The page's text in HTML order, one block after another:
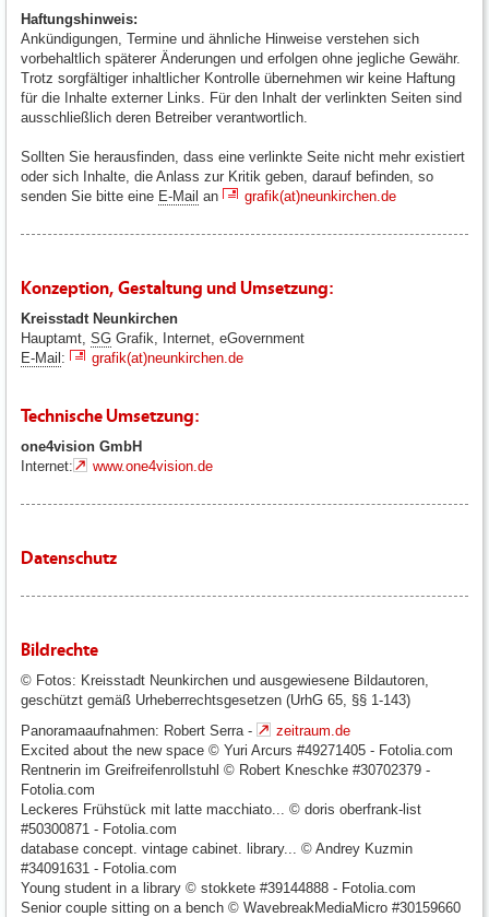
Haftungshinweis:
Ankündigungen, Termine und ähnliche Hinweise verstehen sich
vorbehaltlich späterer Änderungen und erfolgen ohne jegliche Gewähr.
Trotz sorgfältiger inhaltlicher Kontrolle übernehmen wir keine Haftung
für die Inhalte externer Links. Für den Inhalt der verlinkten Seiten sind
ausschließlich deren Betreiber verantwortlich.
Sollten Sie herausfinden, dass eine verlinkte Seite nicht mehr existiert
oder sich Inhalte, die Anlass zur Kritik geben, darauf befinden, so
senden Sie bitte eine E-Mail an grafik(at)neunkirchen.de
Konzeption, Gestaltung und Umsetzung:
Kreisstadt Neunkirchen
Hauptamt, SG Grafik, Internet, eGovernment
E-Mail: grafik(at)neunkirchen.de
Technische Umsetzung:
one4vision GmbH
Internet:
www.one4vision.de
Datenschutz
Bildrechte
© Fotos: Kreisstadt Neunkirchen und ausgewiesene Bildautoren,
geschützt gemäß Urheberrechtsgesetzen (UrhG 65, §§ 1-143)
Panoramaaufnahmen: Robert Serra -
zeitraum.de
Excited about the new space © Yuri Arcurs #49271405 - Fotolia.com
Rentnerin im Greifreifenrollstuhl © Robert Kneschke #30702379 -
Fotolia.com
Leckeres Frühstück mit latte macchiato... © doris oberfrank-list
#50300871 - Fotolia.com
database concept. vintage cabinet. library... © Andrey Kuzmin
#34091631 - Fotolia.com
Young student in a library © stokkete #39144888 - Fotolia.com
Senior couple sitting on a bench © WavebreakMediaMicro #30159660